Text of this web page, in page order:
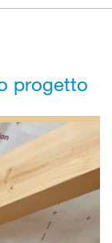
progetto